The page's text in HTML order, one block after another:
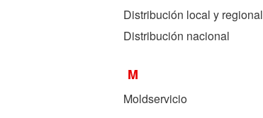
Distribución local y regional
Distribución nacional
M
Moldservicio